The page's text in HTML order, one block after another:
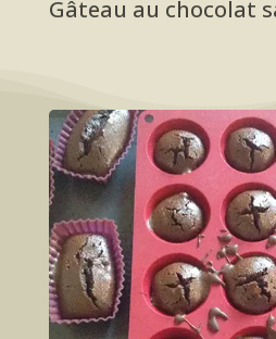
Gâteau au chocolat